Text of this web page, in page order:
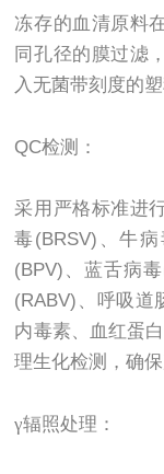
冻存的血清原料
同孔径的膜过滤
入无菌带刻度的
QC检测：
采用严格标准进
毒(BRSV) 、牛
(BPV) 、蓝舌病毒
(RABV) 、呼吸道
内毒素、血红蛋白
理生化检测，确
γ辐照处理：